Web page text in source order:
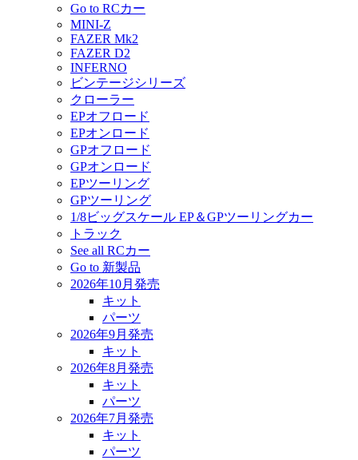
Go to RCカー
MINI-Z
FAZER Mk2
FAZER D2
INFERNO
ビンテージシリーズ
クローラー
EPオフロード
EPオンロード
GPオフロード
GPオンロード
EPツーリング
GPツーリング
1/8ビッグスケール EP＆GPツーリングカー
トラック
See all RCカー
Go to 新製品
2026年10月発売
キット
パーツ
2026年9月発売
キット
2026年8月発売
キット
パーツ
2026年7月発売
キット
パーツ